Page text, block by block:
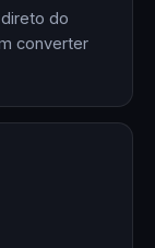
do
converter